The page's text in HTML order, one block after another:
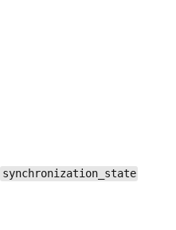
synchronization_state